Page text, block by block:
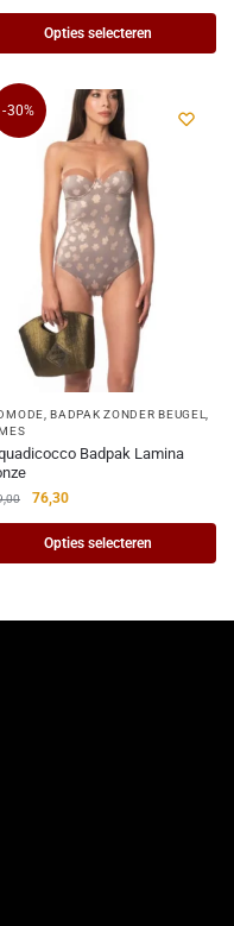
Opties selecteren
-30%
,BADPAK ZONDER BEUGEL
Badpak Lamina
76,30
Opties selecteren